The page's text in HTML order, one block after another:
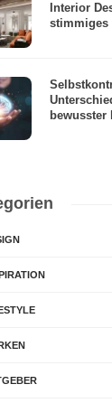
Interior
stimmiges
bewusster